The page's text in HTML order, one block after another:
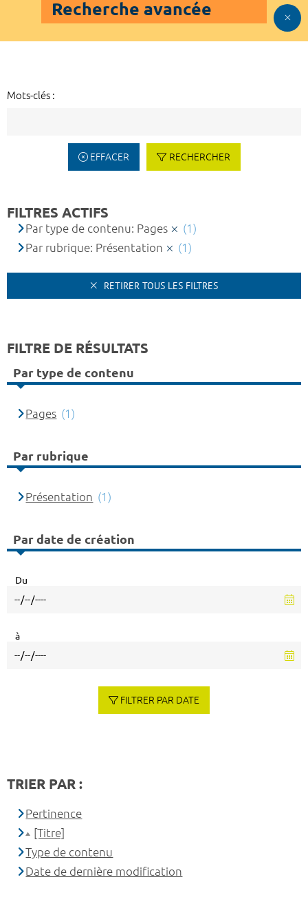
Recherche avancée
Mots-clés :
EFFACER RECHERCHER
FILTRES ACTIFS
Par type de contenu: Pages
(1)
Par rubrique: Présentation
(1)
RETIRER TOUS LES FILTRES
FILTRE DE RÉSULTATS
Par type de contenu
Pages (1)
Par rubrique
Présentation (1)
Par date de création
Du
à
FILTRER PAR DATE
TRIER PAR :
Pertinence
[Titre]
Type de contenu
Date de dernière modification